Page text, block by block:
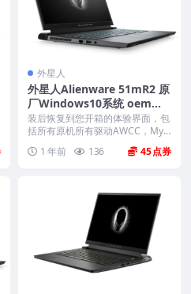
外星人
外星人Alienware 51mR2 原
厂Windows10系统 oem系
统 带F12 SupportAssist OS
Recovery恢复
装后恢复到您开箱的体验界面，包
括所有原机所有驱动AWCC，Myd
1 年前 136 45